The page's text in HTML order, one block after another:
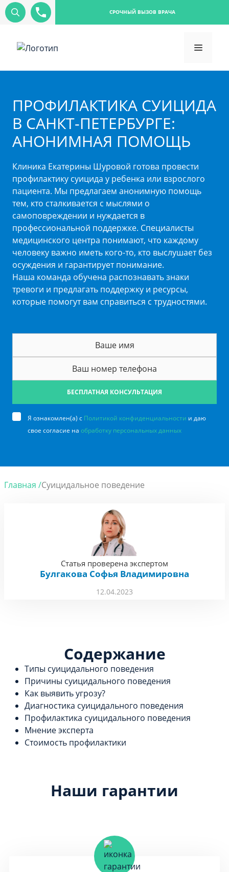
СРОЧНЫЙ ВЫЗОВ ВРАЧА
ПРОФИЛАКТИКА СУИЦИДА
В САНКТ-ПЕТЕРБУРГЕ:
АНОНИМНАЯ ПОМОЩЬ
Клиника Екатерины Шуровой готова провести
профилактику суицида у ребенка или взрослого
пациента. Мы предлагаем анонимную помощь
тем, кто сталкивается с мыслями о
самоповреждении и нуждается в
профессиональной поддержке. Специалисты
медицинского центра понимают, что каждому
человеку важно иметь кого-то, кто выслушает без
осуждения и гарантирует понимание.
Наша команда обучена распознавать знаки
тревоги и предлагать поддержку и ресурсы,
которые помогут вам справиться с трудностями.
БЕСПЛАТНАЯ КОНСУЛЬТАЦИЯ
Я ознакомлен(а) с Политикой конфиденциальности и даю
свое согласие на обработку персональных данных
Главная /Суицидальное поведение
12.04.2023
Статья проверена экспертом
Булгакова Софья Владимировна
Содержание
Типы суицидального поведения
Причины суицидального поведения
Как выявить угрозу?
Диагностика суицидального поведения
Профилактика суицидального поведения
Мнение эксперта
Стоимость профилактики
Наши гарантии